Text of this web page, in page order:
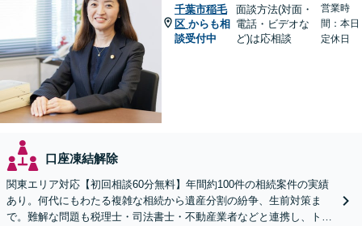
千葉市稲毛
区 からも相
談受付中
面談方法(対面・
電話・ビデオな
ど)は応相談
営業時
間：本日
定休日
口座凍結解除
関東エリア対応【初回相談60分無料】年間約100件の相続案件の実績
あり。何代にもわたる複雑な相続から遺産分割の紛争、生前対策ま
で。難解な問題も税理士・司法書士・不動産業者などと連携し、トー